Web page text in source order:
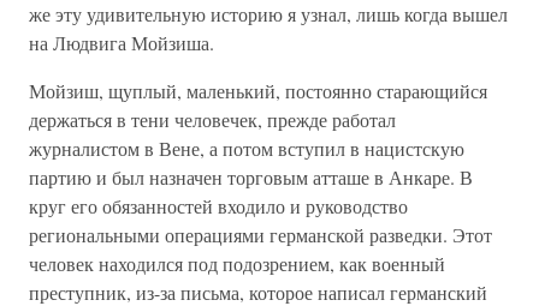
же эту удивительную историю я узнал, лишь когда вышел
на Людвига Мойзиша.
Мойзиш, щуплый, маленький, постоянно старающийся
держаться в тени человечек, прежде работал
журналистом в Вене, а потом вступил в нацистскую
партию и был назначен торговым атташе в Анкаре. В
круг его обязанностей входило и руководство
региональными операциями германской разведки. Этот
человек находился под подозрением, как военный
преступник, из-за письма, которое написал германский